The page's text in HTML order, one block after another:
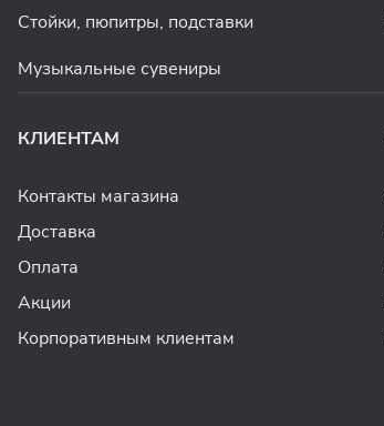
Стойки, пюпитры, подставки
Музыкальные сувениры
КЛИЕНТАМ
Контакты магазина
Доставка
Оплата
Акции
Корпоративным клиентам